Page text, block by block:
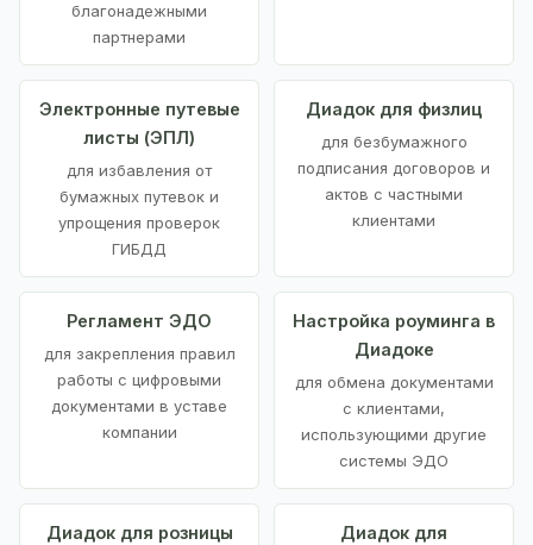
благонадежными
партнерами
Электронные путевые
листы (ЭПЛ)
для избавления от
бумажных путевок и
упрощения проверок
ГИБДД
Диадок для физлиц
для безбумажного
подписания договоров и
актов с частными
клиентами
Регламент ЭДО
для закрепления правил
работы с цифровыми
документами в уставе
компании
Настройка роуминга в
Диадоке
для обмена документами
с клиентами,
использующими другие
системы ЭДО
Диадок для розницы
Диадок для